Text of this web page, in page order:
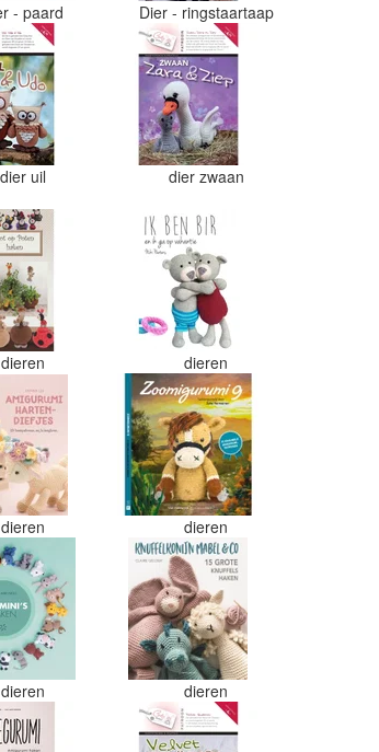
- paard Dier - ringstaartaap
dier uil dier zwaan
dieren dieren
dieren dieren
dieren dieren